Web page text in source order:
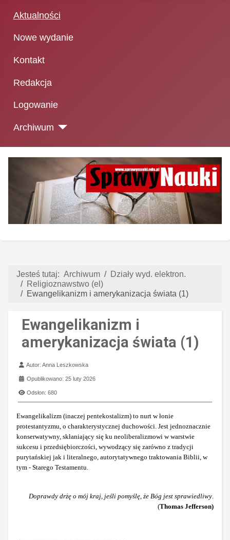
Aktualności
Nowe wydanie
Kontakt
Redakcja
Logowanie
Archiwum
Jesteś tutaj: Archiwum
Działy wyd. elektron.
Religioznawstwo (el)
Ewangelikanizm i amerykanizacja świata (1)
Ewangelikanizm i
amerykanizacja świata (1)
Szczegóły
Autor:Anna Leszkowska
Opublikowano: 25 luty 2026
Odsłon: 680
Ewangelikalizm (inaczej pentekostalizm) to nurt w łonie
protestantyzmu, o charakterystycznej duchowości. Jest jednoznacznie
konserwatywny, skłaniający się ku neoliberalizmowi w warstwie
sukcesu i przedsiębiorczości, wywodzący się zarówno z tradycji
purytańskiej jak i literalnego, autorytatywnego traktowania Biblii, w
tym - Starego Testamentu.
Doprawdy drżę o mój kraj, jeśli pomyślę, że Bóg jest sprawiedliwy
(Thomas Jefferson)